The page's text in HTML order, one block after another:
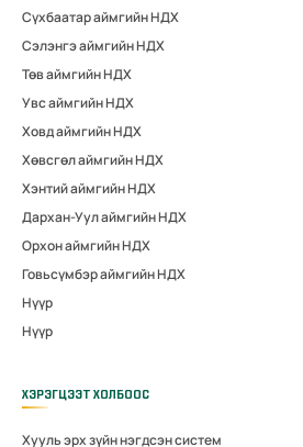
Сүхбаатар аймгийн НДХ
Сэлэнгэ аймгийн НДХ
Төв аймгийн НДХ
Увс аймгийн НДХ
Ховд аймгийн НДХ
Хөвсгөл аймгийн НДХ
Хэнтий аймгийн НДХ
Дархан-Уул аймгийн НДХ
Орхон аймгийн НДХ
Говьсүмбэр аймгийн НДХ
Нүүр
Нүүр
ХЭРЭГЦЭЭТ ХОЛБООС
Хууль эрх зүйн нэгдсэн систем